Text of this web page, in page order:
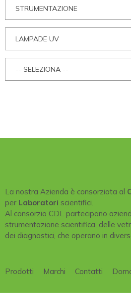
La nostra Azienda è consorziata al
per Laboratori scientifici.
Al consorzio CDL partecipano
strumentazione scientifica, delle
dei diagnostici, che operano in
Prodotti Marchi Contatti